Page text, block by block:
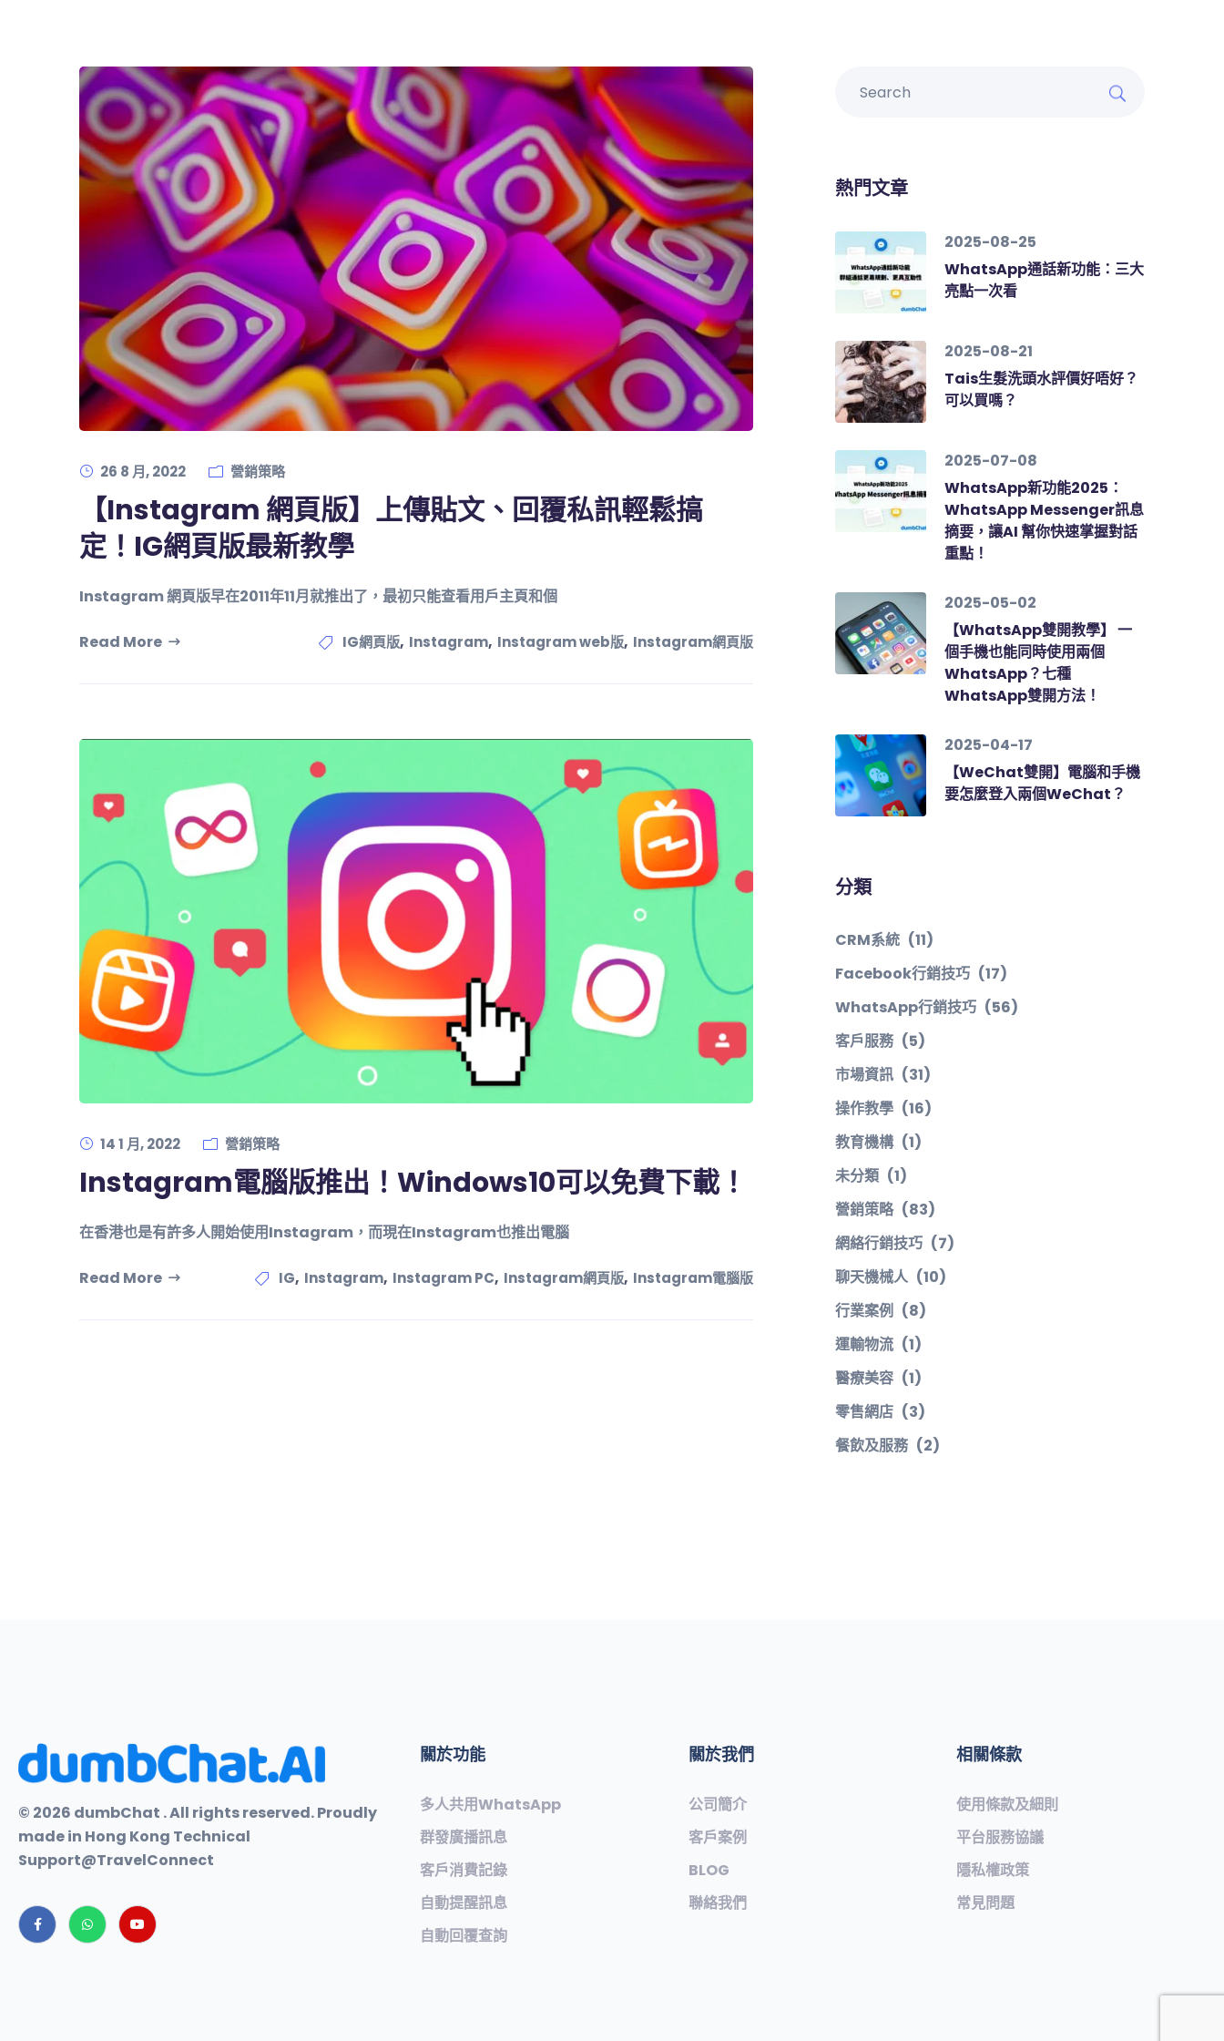
26 8 月, 2022 營銷策略
【Instagram 網頁版】上傳貼文、回覆私訊輕鬆搞
定！IG網頁版最新教學
Instagram 網頁版早在2011年11月就推出了，最初只能查看用戶主頁和個
Read More IG網頁版, Instagram, Instagram web版, Instagram網頁版
14 1 月, 2022 營銷策略
Instagram電腦版推出！Windows10可以免費下載！
在香港也是有許多人開始使用Instagram，而現在Instagram也推出電腦
Read More IG, Instagram, Instagram PC, Instagram網頁版, Instagram電腦版
熱門文章
2025-08-25
WhatsApp通話新功能：三大
亮點一次看
2025-08-21
Tais生髮洗頭水評價好唔好？
可以買嗎？
2025-07-08
WhatsApp新功能2025：
WhatsApp Messenger訊息
摘要，讓AI 幫你快速掌握對話
重點！
2025-05-02
【WhatsApp雙開教學】 一
個手機也能同時使用兩個
WhatsApp？七種
WhatsApp雙開方法！
2025-04-17
【WeChat雙開】電腦和手機
要怎麼登入兩個WeChat？
分類
CRM系統 (11)
Facebook行銷技巧 (17)
WhatsApp行銷技巧 (56)
客戶服務 (5)
市場資訊 (31)
操作教學 (16)
教育機構 (1)
未分類 (1)
營銷策略 (83)
網絡行銷技巧 (7)
聊天機械人 (10)
行業案例 (8)
運輸物流 (1)
醫療美容 (1)
零售網店 (3)
餐飲及服務 (2)
© 2026 dumbChat . All rights reserved. Proudly
made in Hong Kong Technical
Support@TravelConnect
關於功能
多人共用WhatsApp
群發廣播訊息
客戶消費記錄
自動提醒訊息
自動回覆查詢
關於我們
公司簡介
客戶案例
BLOG
聯絡我們
相關條款
使用條款及細則
平台服務協議
隱私權政策
常見問題​